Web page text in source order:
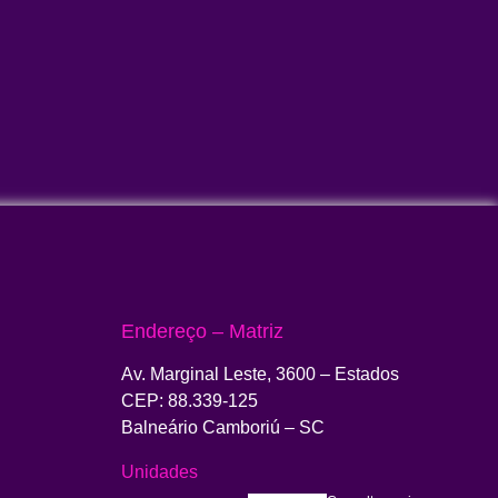
Endereço – Matriz
Av. Marginal Leste, 3600 – Estados
CEP: 88.339-125
Balneário Camboriú – SC
Unidades